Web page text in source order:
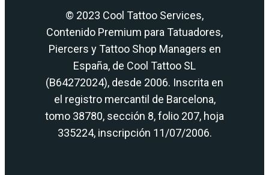
© 2023 Cool Tattoo Services,
Contenido Premium para Tatuadores,
Piercers y Tattoo Shop Managers en
España, de Cool Tattoo SL
(B64272024), desde 2006. Inscrita en
el registro mercantil de Barcelona,
tomo 38780, sección 8, folio 207, hoja
335224, inscripción 11/07/2006.